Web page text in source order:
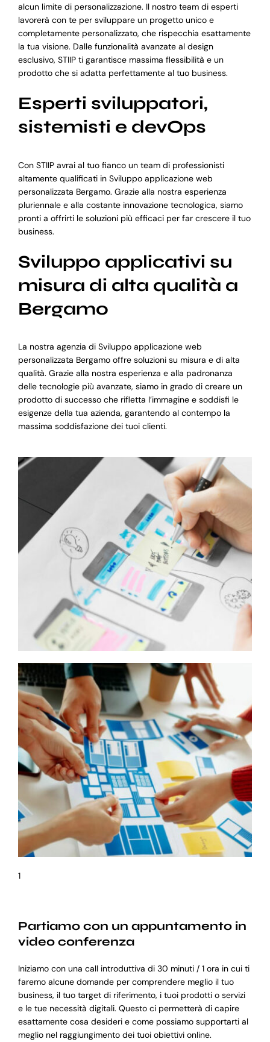
alcun limite di personalizzazione. Il nostro team di esperti
lavorerà con te per sviluppare un progetto unico e
completamente personalizzato, che rispecchia esattamente
la tua visione. Dalle funzionalità avanzate al design
esclusivo, STIIP ti garantisce massima flessibilità e un
prodotto che si adatta perfettamente al tuo business.
Esperti sviluppatori,
sistemisti e devOps
Con STIIP avrai al tuo fianco un team di professionisti
altamente qualificati in Sviluppo applicazione web
personalizzata Bergamo. Grazie alla nostra esperienza
pluriennale e alla costante innovazione tecnologica, siamo
pronti a offrirti le soluzioni più efficaci per far crescere il tuo
business.
Sviluppo applicativi su
misura di alta qualità a
Bergamo
La nostra agenzia di Sviluppo applicazione web
personalizzata Bergamo offre soluzioni su misura e di alta
qualità. Grazie alla nostra esperienza e alla padronanza
delle tecnologie più avanzate, siamo in grado di creare un
prodotto di successo che rifletta l’immagine e soddisfi le
esigenze della tua azienda, garantendo al contempo la
massima soddisfazione dei tuoi clienti.
1
Partiamo con un appuntamento in
video conferenza
Iniziamo con una call introduttiva di 30 minuti / 1 ora in cui ti
faremo alcune domande per comprendere meglio il tuo
business, il tuo target di riferimento, i tuoi prodotti o servizi
e le tue necessità digitali. Questo ci permetterà di capire
esattamente cosa desideri e come possiamo supportarti al
meglio nel raggiungimento dei tuoi obiettivi online.